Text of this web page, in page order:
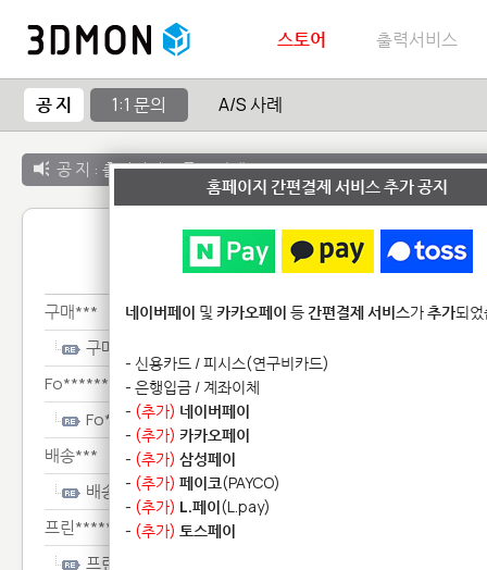
스토어 출력서비스
공 지 1:1 문의 A/S 사례
공 지 : 출력서비스 종료 안내
1:1 문
구매***
구매***
Fo********************
Fo********************
배송***
배송***
프린****************
프린****************
홈페이지 간편결제 서비스 추가 공지
네이버페이 및 카카오페이 등간편결제 서비스가추가되
- 신용카드 / 피시스(연구비카드)
- 은행입금 / 계좌이체
- (추가) 네이버페이
- (추가) 카카오페이
- (추가) 삼성페이
- (추가) 페이코(PAYCO)
- (추가) L.페이(L.pay)
- (추가) 토스페이